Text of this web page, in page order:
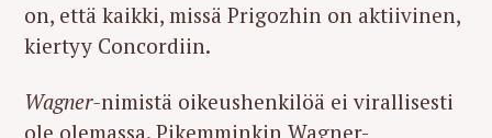
on, että kaikki, missä Prigozhin on aktiivinen,
kiertyy Concordiin.
Wagner-nimistä oikeushenkilöä ei virallisesti
ole olemassa. Pikemminkin Wagner-
e
a